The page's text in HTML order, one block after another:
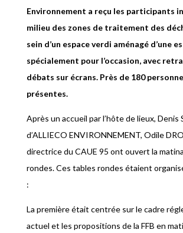
Environnement a reçu les participants
milieu des zones de traitement des
sein d’un espace verdi aménagé d’une
spécialement pour l’occasion, avec
débats sur écrans. Près de 180
présentes.
Après un accueil par l’hôte de lieux, Denis
d’ALLIECO ENVIRONNEMENT, Odile
directrice du CAUE 95 ont ouvert la
rondes. Ces tables rondes étaient
:
La première était centrée sur le cadre
actuel et les propositions de la FFB en